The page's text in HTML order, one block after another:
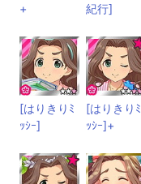
+
紀行]
[はりきりﾐ
ｯｼｰ]
[はりきりﾐ
ｯｼｰ]+